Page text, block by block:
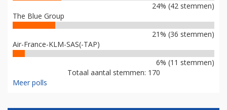
24% (42 stemmen)
The Blue Group
21% (36 stemmen)
Air-France-KLM-SAS(-TAP)
6% (11 stemmen)
Totaal aantal stemmen: 170
Meer polls